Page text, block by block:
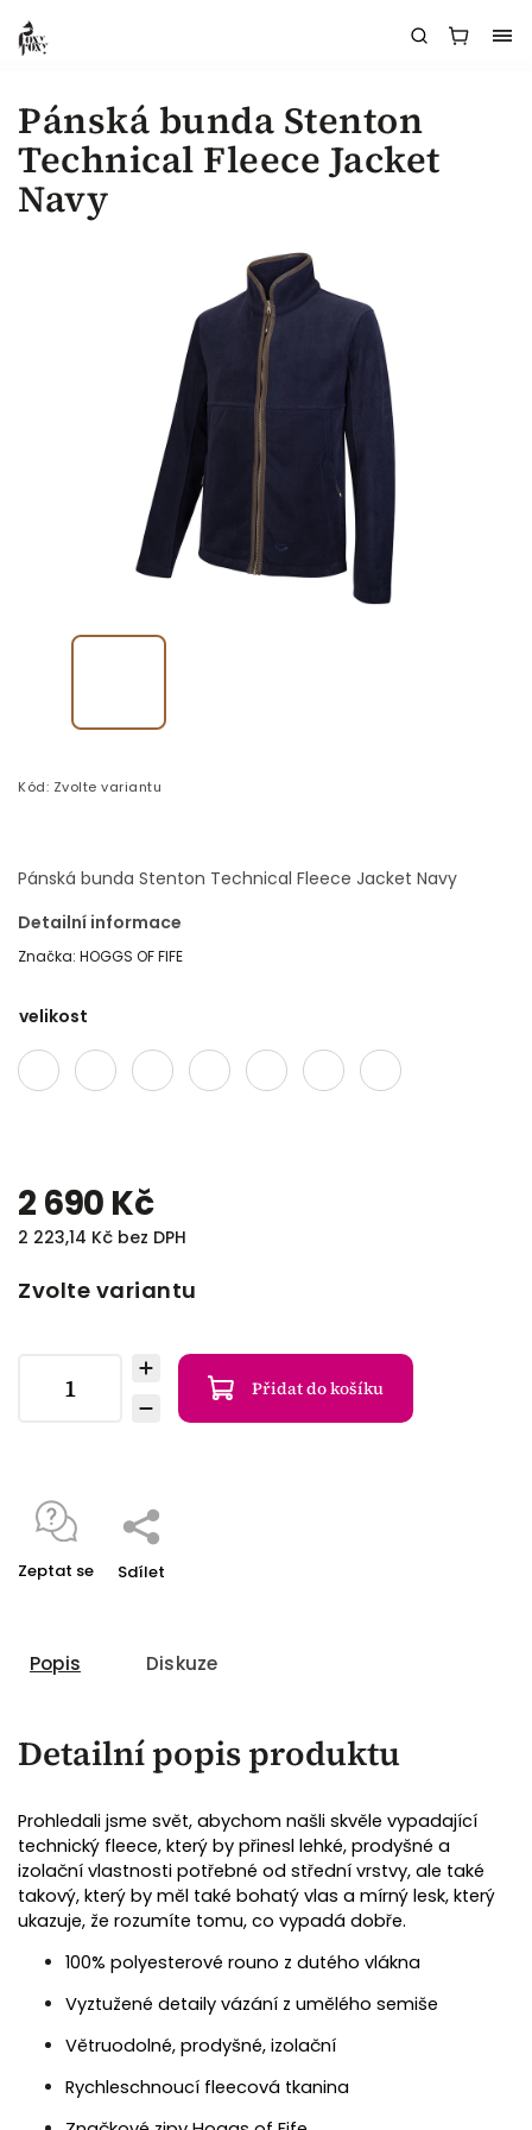
Pánská bunda Stenton
Technical Fleece Jacket
Navy
Kód: Zvolte variantu
Pánská bunda Stenton Technical Fleece Jacket Navy
Detailní informace
Značka: HOGGS OF FIFE
velikost
2 690 Kč
2 223,14 Kč bez DPH
Zvolte variantu
Přidat do košíku
Zeptat se Sdílet
Popis Diskuze
Detailní popis produktu
Prohledali jsme svět, abychom našli skvěle vypadající
technický fleece, který by přinesl lehké, prodyšné a
izolační vlastnosti potřebné od střední vrstvy, ale také
takový, který by měl také bohatý vlas a mírný lesk, který
ukazuje, že rozumíte tomu, co vypadá dobře.
100% polyesterové rouno z dutého vlákna
Vyztužené detaily vázání z umělého semiše
Větruodolné, prodyšné, izolační
Rychleschnoucí fleecová tkanina